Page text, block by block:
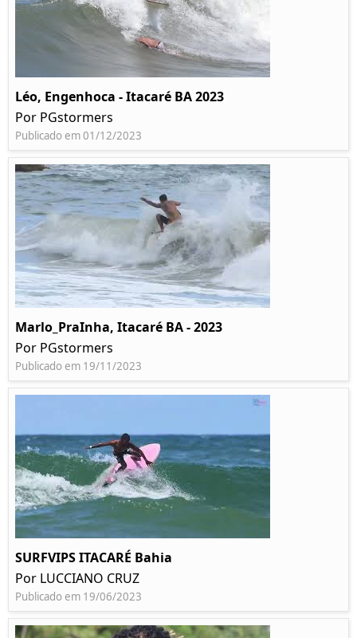
Léo, Engenhoca - Itacaré BA 2023
Por PGstormers
Publicado em 01/12/2023
Marlo_PraInha, Itacaré BA - 2023
Por PGstormers
Publicado em 19/11/2023
SURFVIPS ITACARÉ Bahia
Por LUCCIANO CRUZ
Publicado em 19/06/2023